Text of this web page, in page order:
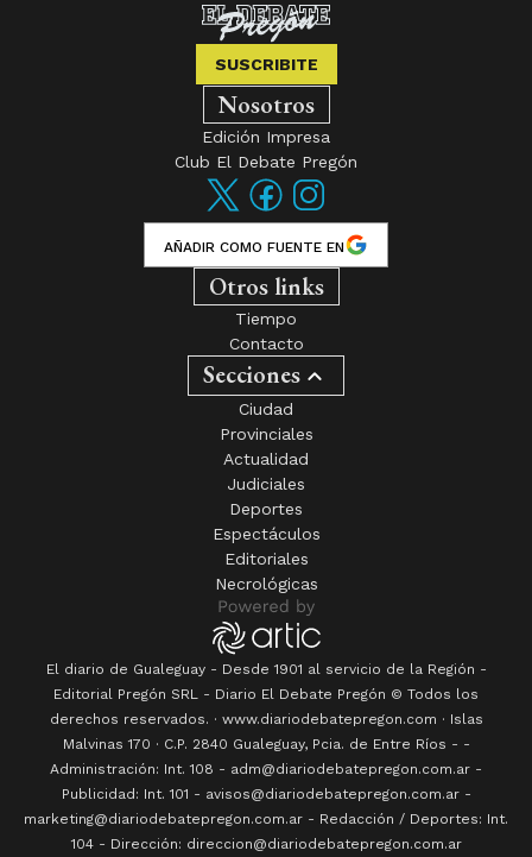
SUSCRIBITE
Nosotros
Edición Impresa
Club El Debate Pregón
AÑADIR COMO FUENTE EN
Otros links
Tiempo
Contacto
Secciones
Ciudad
Provinciales
Actualidad
Judiciales
Deportes
Espectáculos
Editoriales
Necrológicas
El diario de Gualeguay - Desde 1901 al servicio de la Región -
Editorial Pregón SRL
- Diario El Debate Pregón © Todos los
derechos reservados. · www.diariodebatepregon.com · Islas
Malvinas 170 · C.P. 2840 Gualeguay, Pcia. de Entre Ríos - -
Administración: Int. 108 - adm@diariodebatepregon.com.ar -
Publicidad: Int. 101 - avisos@diariodebatepregon.com.ar -
marketing@diariodebatepregon.com.ar - Redacción / Deportes: Int.
104 - Dirección: direccion@diariodebatepregon.com.ar